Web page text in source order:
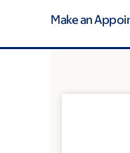
Make an